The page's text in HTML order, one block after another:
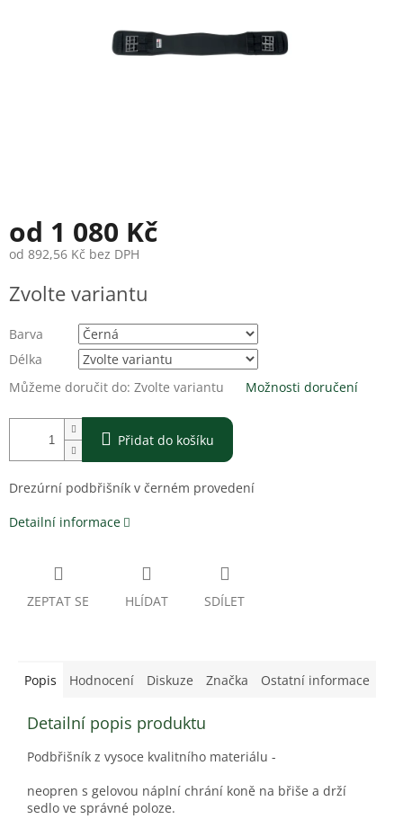
od 1 080 Kč
od 892,56 Kč bez DPH
cena:
Zvolte variantu
Barva
Délka
Můžeme doručit do: Zvolte variantu Možnosti doručení
Přidat do košíku
Drezúrní podbřišník v černém provedení
Detailní informace
ZEPTAT SE HLÍDAT SDÍLET
Popis Hodnocení Diskuze Značka Ostatní informace
Detailní popis produktu
Podbřišník z vysoce kvalitního materiálu -
neopren s gelovou náplní chrání koně na břiše a drží
sedlo ve správné poloze.